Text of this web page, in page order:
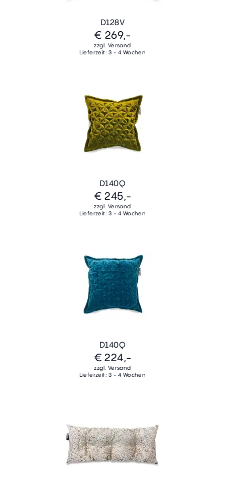
D128V
€ 269,-
zzgl. Versand
Lieferzeit: 3 - 4 Wochen
D140Q
€ 245,-
zzgl. Versand
Lieferzeit: 3 - 4 Wochen
D140Q
€ 224,-
zzgl. Versand
Lieferzeit: 3 - 4 Wochen